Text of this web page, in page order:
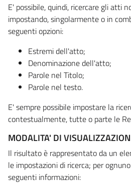
E' possibile, quindi, ricercare gli atti
impostando, singolarmente o in
seguenti opzioni:
Estremi dell'atto;
Denominazione dell'atto;
Parole nel Titolo;
Parole nel testo.
E' sempre possibile impostare la
contestualmente, tutte o parte le
MODALITA' DI
Il risultato è rappresentato da un
le impostazioni di ricerca; per
seguenti informazioni: